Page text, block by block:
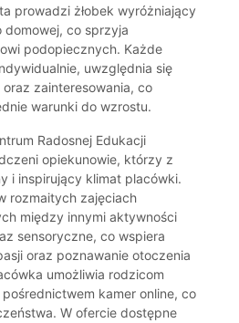
prowadzi żłobek wyróżniający
domowej, co sprzyja
podopiecznych. Każde
uwzględnia się
zainteresowania, co
warunki do wzrostu.
Radosnej Edukacji
opiekunowie, którzy z
i inspirujący klimat placówki.
rozmaitych zajęciach
między innymi aktywności
sensoryczne, co wspiera
oraz poznawanie otoczenia
umożliwia rodzicom
kamer online, co
W ofercie dostępne